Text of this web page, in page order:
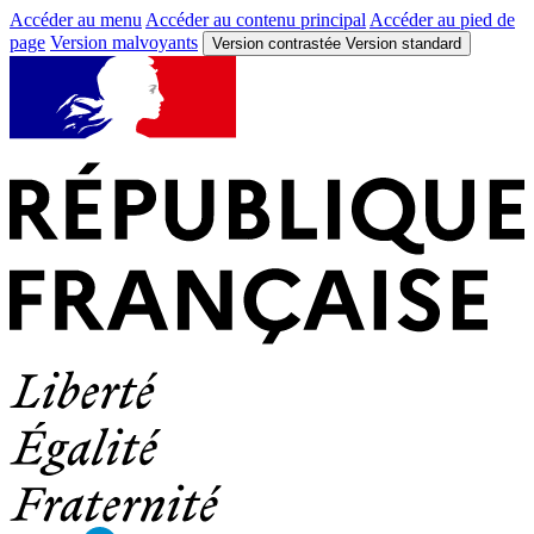
Accéder au menu Accéder au contenu principal Accéder au pied de
page Version malvoyants Version contrastée Version standard